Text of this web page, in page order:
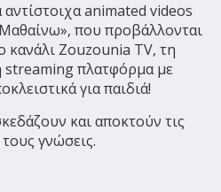
animated videos
που προβάλλονται
κανάλι Zouzounia TV, τη
streaming πλατφόρμα με
για παιδιά!
και αποκτούν τις
γνώσεις.